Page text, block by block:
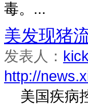
毒。...
美发现猪
发表人：
http://
美国疾病